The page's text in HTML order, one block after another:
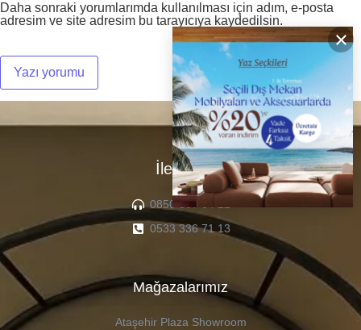
×
Daha sonraki yorumlarımda kullanılması için adım, e-posta
adresim ve site adresim bu tarayıcıya kaydedilsin.
İletişim
0850 307 04 22
0533 336 71 13
Mağazalarımız
Ataşehir Plaza Showroom